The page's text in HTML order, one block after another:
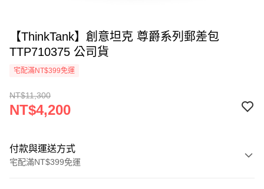
【ThinkTank】創意坦克 尊爵系列郵差包
TTP710375 公司貨
宅配滿NT$399免運
NT$11,300
NT$4,200
付款與運送方式
宅配滿NT$399免運